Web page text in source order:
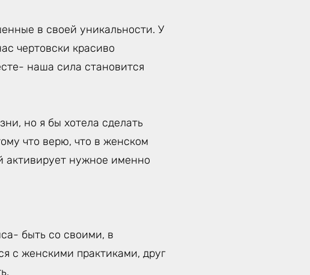
в своей уникальности. У
чертовски красиво
наша сила становится
но я бы хотела сделать
что верю, что в женском
активирует нужное именно
быть со своими, в
с женскими практиками, друг